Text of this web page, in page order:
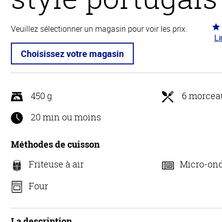
Veuillez sélectionner un magasin pour voir les prix.
Choisissez votre magasin
450 g
6
20 min ou moins
Méthodes de cuisson
Friteuse à air
Micro-
Four